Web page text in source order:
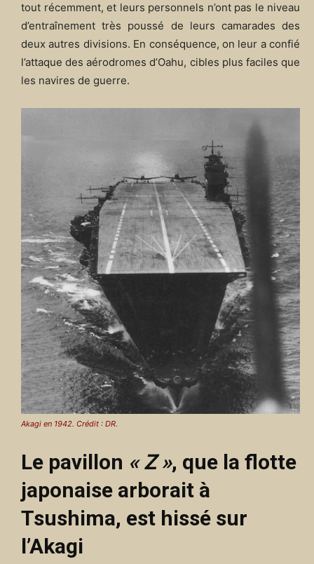
tout récemment, et leurs personnels n’ont pas le niveau
d’entraînement très poussé de leurs camarades des
deux autres divisions. En conséquence, on leur a confié
l’attaque des aérodromes d’Oahu, cibles plus faciles que
les navires de guerre.
Akagi en 1942. Crédit : DR.
Le pavillon « Z », que la flotte
japonaise arborait à
Tsushima, est hissé sur
l’Akagi